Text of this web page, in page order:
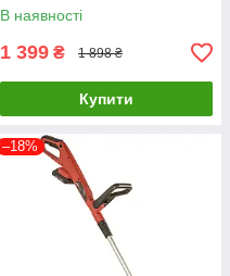
В наявності
1 399 ₴ 1 898 ₴
Купити
–18%